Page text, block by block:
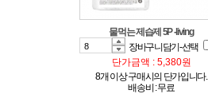
물먹는 제습제 5P -living
장바구니담기-선택
단가금액 : 5,380원
8개 이상 구매시의 단가입니다.
배송비 : 무료